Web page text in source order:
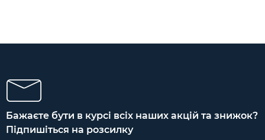
Бажаєте бути в курсі всіх наших акцій та знижок?
Підпишіться на розсилку